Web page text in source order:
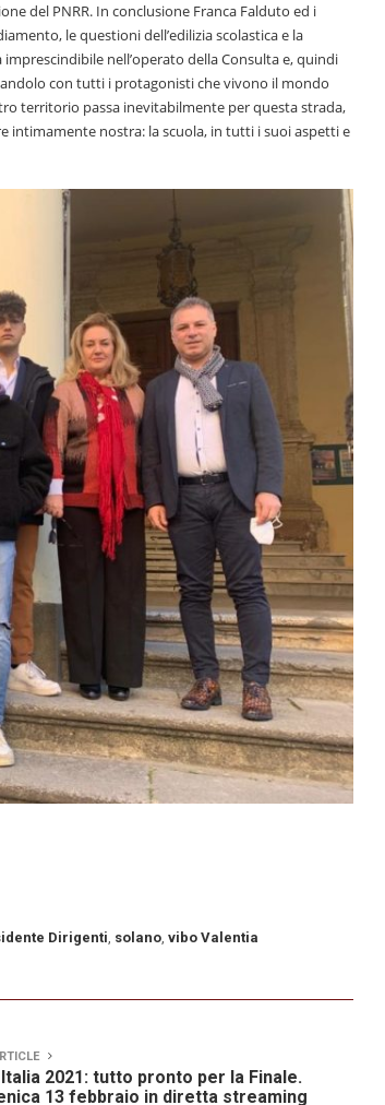
del PNRR. In conclusione Franca Falduto ed i
le questioni dell’edilizia scolastica e la
nell’operato della Consulta e, quindi
con tutti i protagonisti che vivono il mondo
territorio passa inevitabilmente per questa strada,
intimamente nostra: la scuola, in tutti i suoi aspetti e
Dirigenti solano vibo Valentia
2021: tutto pronto per la Finale.
13 febbraio in diretta streaming